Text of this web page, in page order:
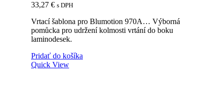
33,27 € s DPH
Vrtací šablona pro Blumotion 970A… Výborná
pomůcka pro udržení kolmosti vrtání do boku
laminodesek.
Pridať do košíka
Quick View